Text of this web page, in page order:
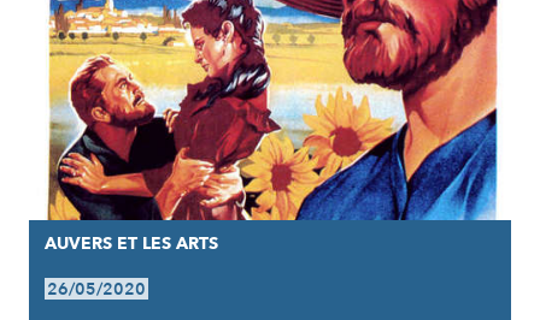
AUVERS ET LES ARTS
26/05/2020